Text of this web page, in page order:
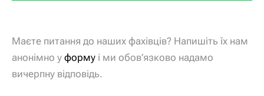
Маєте питання до наших фахівців? Напишіть їх нам
анонімно у форму і ми обов’язково надамо
вичерпну відповідь.